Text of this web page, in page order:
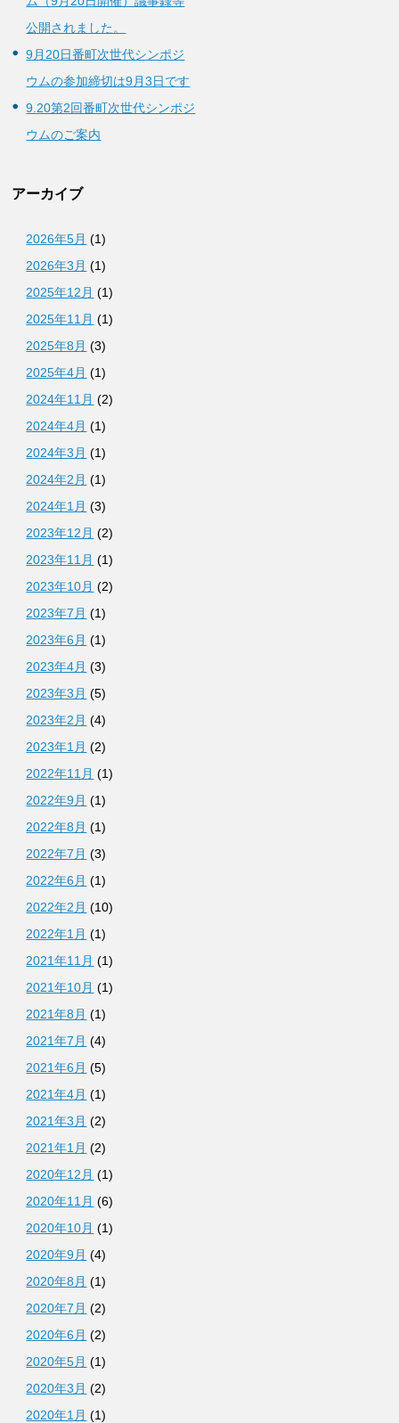
公開されました。
9月20日番町次世代シンポジ
ウムの参加締切は9月3日です
9.20第2回番町次世代シンポジ
ウムのご案内
アーカイブ
2026年5月 (1)
2026年3月 (1)
2025年12月 (1)
2025年11月 (1)
2025年8月 (3)
2025年4月 (1)
2024年11月 (2)
2024年4月 (1)
2024年3月 (1)
2024年2月 (1)
2024年1月 (3)
2023年12月 (2)
2023年11月 (1)
2023年10月 (2)
2023年7月 (1)
2023年6月 (1)
2023年4月 (3)
2023年3月 (5)
2023年2月 (4)
2023年1月 (2)
2022年11月 (1)
2022年9月 (1)
2022年8月 (1)
2022年7月 (3)
2022年6月 (1)
2022年2月 (10)
2022年1月 (1)
2021年11月 (1)
2021年10月 (1)
2021年8月 (1)
2021年7月 (4)
2021年6月 (5)
2021年4月 (1)
2021年3月 (2)
2021年1月 (2)
2020年12月 (1)
2020年11月 (6)
2020年10月 (1)
2020年9月 (4)
2020年8月 (1)
2020年7月 (2)
2020年6月 (2)
2020年5月 (1)
2020年3月 (2)
2020年1月 (1)